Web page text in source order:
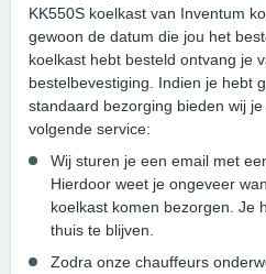
KK550S koelkast van Inventum
gewoon de datum die jou het
koelkast hebt besteld ontvang je
bestelbevestiging. Indien je hebt
standaard bezorging bieden wij
volgende service:
Wij sturen je een email met
Hierdoor weet je ongeveer
koelkast komen bezorgen. Je
thuis te blijven.
Zodra onze chauffeurs